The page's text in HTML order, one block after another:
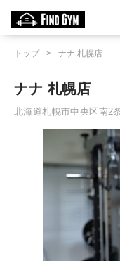
トップ > ナナ 札幌店
ナナ 札幌店
北海道札幌市中央区南2